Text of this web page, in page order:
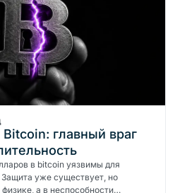
Bitcoin: главный враг
в bitcoin уязвимы для
уже существует, но
а в неспособности…